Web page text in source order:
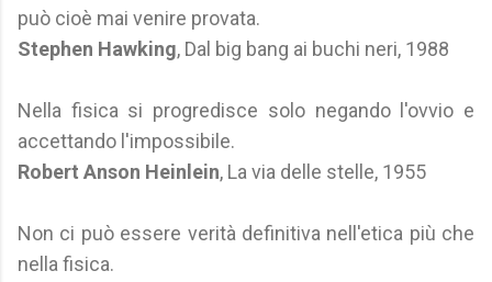
può cioè mai venire provata.
Stephen Hawking, Dal big bang ai buchi neri, 1988
Nella fisica si progredisce solo negando l'ovvio e
accettando l'impossibile.
Robert Anson Heinlein, La via delle stelle, 1955
Non ci può essere verità definitiva nell'etica più che
nella fisica.